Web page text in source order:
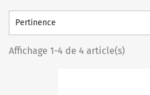
Pertinence
Affichage 1-4 de 4 article(s)